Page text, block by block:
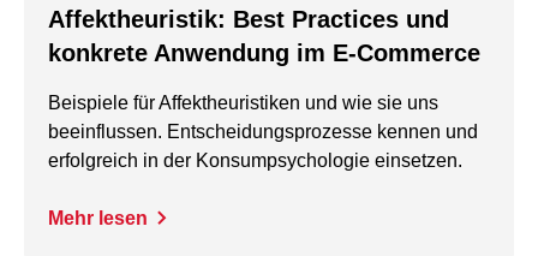
Affektheuristik: Best Practices und
konkrete Anwendung im E-Commerce
Beispiele für Affektheuristiken und wie sie uns
beeinflussen. Entscheidungsprozesse kennen und
erfolgreich in der Konsumpsychologie einsetzen.
Mehr lesen